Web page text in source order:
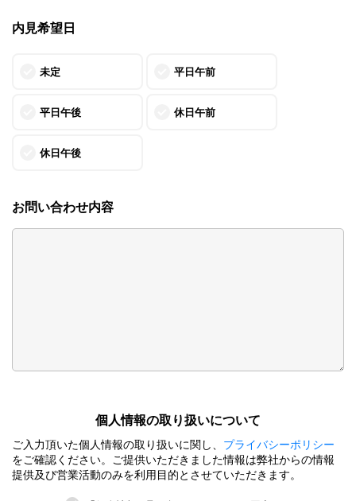
内見希望日
未定 平日午前
平日午後 休日午前
休日午後
お問い合わせ内容
個⼈情報の取り扱いについて
ご⼊⼒頂いた個⼈情報の取り扱いに関し、 プライバシーポリシー
をご確認ください。ご提供いただきました情報は弊社からの情報
提供及び営業活動のみを利⽤⽬的とさせていただきます。